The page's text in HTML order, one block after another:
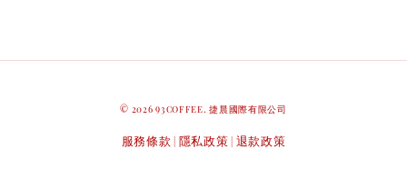
© 2026 93coffee. 捷晨國際有限公司
服務條款 隱私政策 退款政策